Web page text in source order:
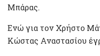
Μπάρας.
Ενώ για τον Χρήστο
Κώστας Αναστασίου